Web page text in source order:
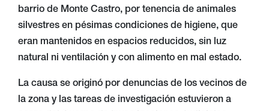
barrio de Monte Castro, por tenencia de animales
silvestres en pésimas condiciones de higiene, que
eran mantenidos en espacios reducidos, sin luz
natural ni ventilación y con alimento en mal estado.
La causa se originó por denuncias de los vecinos de
la zona y las tareas de investigación estuvieron a